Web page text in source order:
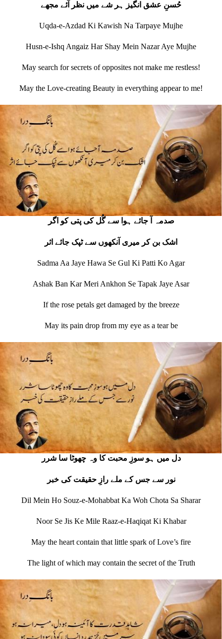
حُسنِ عشق انگیز ہر شے میں نظر آئے مجھے
Uqda-e-Azdad Ki Kawish Na Tarpaye Mujhe
Husn-e-Ishq Angaiz Har Shay Mein Nazar Aye Mujhe
May search for secrets of opposites not make me restless!
May the Love‐creating Beauty in everything appear to me!
صدمہ آ جائے ہوا سے گُل کی پتی کو اگر
اشک بن کر میری آنکھوں سے ٹپک جائے اثر
Sadma Aa Jaye Hawa Se Gul Ki Patti Ko Agar
Ashak Ban Kar Meri Ankhon Se Tapak Jaye Asar
If the rose petals get damaged by the breeze
May its pain drop from my eye as a tear be
دل میں ہو سوزِ محبت کا وہ چھوٹا سا شرر
نور سے جس کے ملے رازِ حقیقت کی خبر
Dil Mein Ho Souz-e-Mohabbat Ka Woh Chota Sa Sharar
Noor Se Jis Ke Mile Raaz-e-Haqiqat Ki Khabar
May the heart contain that little spark of Love’s fire
The light of which may contain the secret of the Truth